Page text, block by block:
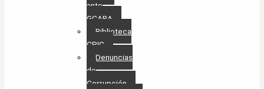
ante
GCABA
Biblioteca
CPIC
Denuncias
de
Corrupción